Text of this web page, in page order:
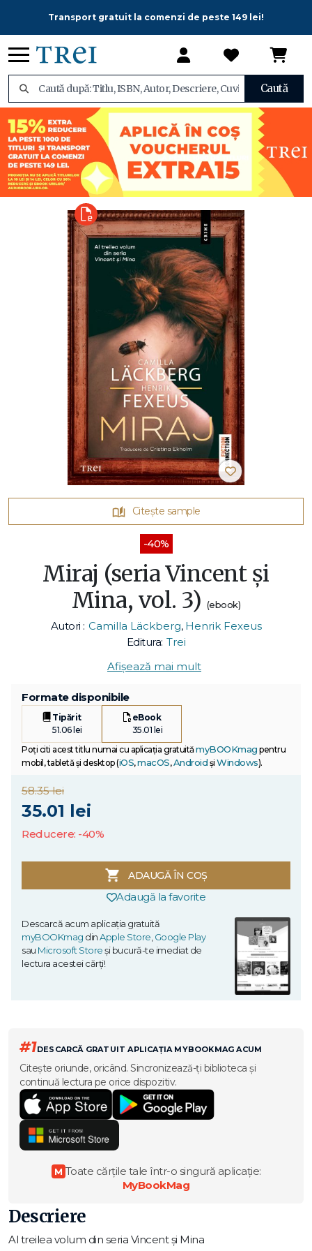
Transport gratuit la comenzi de peste 149 lei!
Caută
Citește sample
-40%
Miraj (seria Vincent și
Mina, vol. 3) (ebook)
Autori : Camilla Läckberg, Henrik Fexeus
Editura: Trei
Afișează mai mult
Formate disponibile
Tipărit
51.06 lei
eBook
35.01 lei
Poți citi acest titlu numai cu aplicația gratuitămyBOOKmag pentru
mobil, tabletă și desktop (iOS,macOS,Android și Windows).
58.35 lei
35.01 lei
Reducere: -40%
ADAUGĂ ÎN COȘ
Adaugă la favorite
Descarcă acum aplicația gratuită
myBOOKmag dinApple Store,Google Play
sau Microsoft Storeși bucură-te imediat de
lectura acestei cărți!
#1DESCARCĂ GRATUIT APLICAȚIA MYBOOKMAG ACUM
Citește oriunde, oricând. Sincronizează-ți biblioteca și
continuă lectura pe orice dispozitiv.
M Toate cărțile tale într-o singură aplicație:
MyBookMag
Descriere
Al treilea volum din seria Vincent și Mina